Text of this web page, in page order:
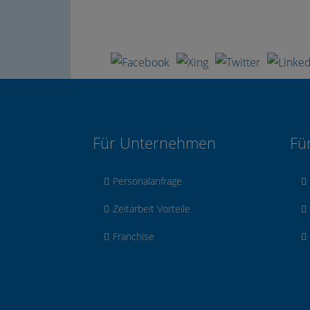
Für Unternehmen
Personalanfrage
Zeitarbeit Vorteile
Franchise